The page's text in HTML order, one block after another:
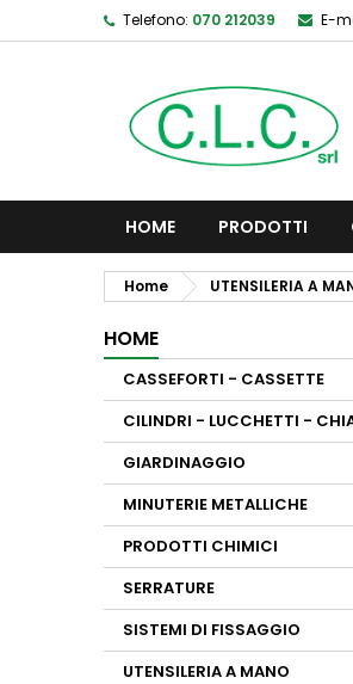
Telefono: 070 212039 E-
HOME PRODOTTI
Home UTENSILERIA A
HOME
CASSEFORTI - CASSETTE
CILINDRI - LUCCHETTI -
GIARDINAGGIO
MINUTERIE METALLICHE
PRODOTTI CHIMICI
SERRATURE
SISTEMI DI FISSAGGIO
UTENSILERIA A MANO